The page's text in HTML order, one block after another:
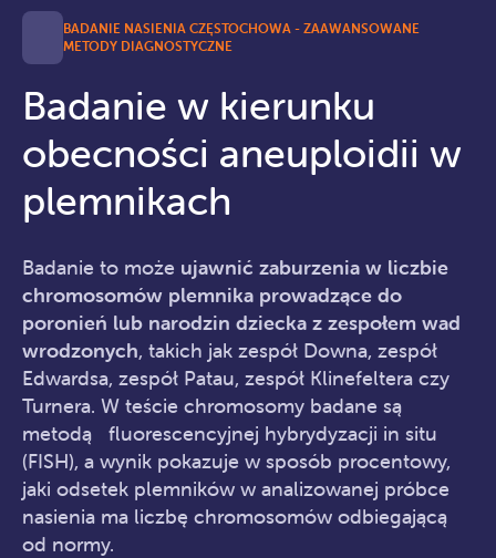
BADANIE NASIENIA CZĘSTOCHOWA - ZAAWANSOWANE
METODY DIAGNOSTYCZNE
Badanie w kierunku
obecności aneuploidii w
plemnikach
Badanie to może ujawnić zaburzenia w liczbie
chromosomów plemnika prowadzące do
poronień lub narodzin dziecka z zespołem wad
wrodzonych, takich jak zespół Downa, zespół
Edwardsa, zespół Patau, zespół Klinefeltera czy
Turnera. W teście chromosomy badane są
metodą fluorescencyjnej hybrydyzacji in situ
(FISH), a wynik pokazuje w sposób procentowy,
jaki odsetek plemników w analizowanej próbce
nasienia ma liczbę chromosomów odbiegającą
od normy.